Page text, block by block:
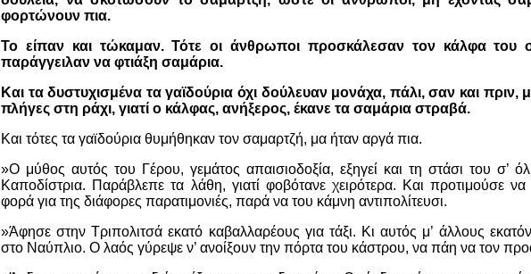
φορτώνουν πια.
Το είπαν και τώκαμαν. Τότε οι άνθρωποι προσκάλεσαν τον κάλφα του
παράγγειλαν να φτιάξη σαμάρια.
Και τα δυστυχισμένα τα γαϊδούρια όχι δούλευαν μονάχα, πάλι, σαν και πριν,
πλήγες στη ράχι, γιατί ο κάλφας, ανήξερος, έκανε τα σαμάρια στραβά.
Και τότες τα γαϊδούρια θυμήθηκαν τον σαμαρτζή, μα ήταν αργά πια.
»Ο μύθος αυτός του Γέρου, γεμάτος απαισιοδοξία, εξηγεί και τη στάσι του σ’
Καποδίστρια. Παράβλεπε τα λάθη, γιατί φοβότανε χειρότερα. Και προτιμούσε να
φορά για της διάφορες παρατιμονιές, παρά να του κάμνη αντιπολίτευσι.
»Άφησε στην Τριπολιτσά εκατό καβαλλαρέους για τάξι. Κι αυτός μ’ άλλους
στο Ναύπλιο. Ο λαός γύρεψε ν’ ανοίξουν την πόρτα του κάστρου, να πάη να τον